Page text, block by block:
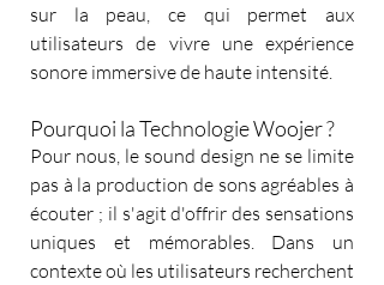
sur la peau, ce qui permet aux
utilisateurs de vivre une expérience
sonore immersive de haute intensité.
Pourquoi la Technologie Woojer ?
Pour nous, le sound design ne se limite
pas à la production de sons agréables à
écouter ; il s'agit d'offrir des sensations
uniques et mémorables. Dans un
contexte où les utilisateurs recherchent